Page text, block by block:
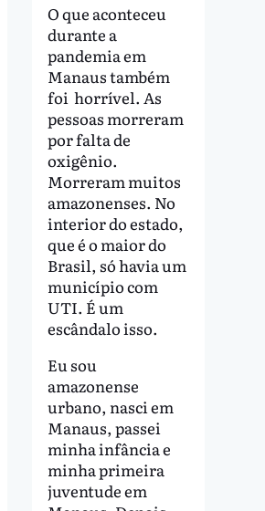
O que aconteceu
durante a
pandemia em
Manaus também
foi horrível. As
pessoas morreram
por falta de
oxigênio.
Morreram muitos
amazonenses. No
interior do estado,
que é o maior do
Brasil, só havia um
município com
UTI. É um
escândalo isso.
Eu sou
amazonense
urbano, nasci em
Manaus, passei
minha infância e
minha primeira
juventude em